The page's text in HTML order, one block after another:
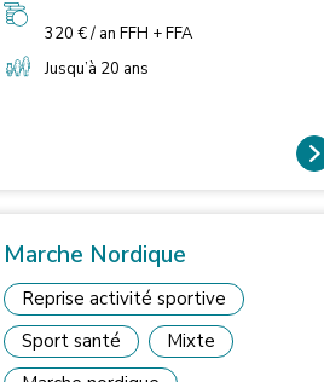
différents groupes selon leur désir de
spécialité. Les jours et horaires
d'entraînements varient en fonction des
spécialités.
320 € / an FFH + FFA
Jusqu’à 20 ans
Marche Nordique
Reprise activité sportive
Sport santé
Mixte